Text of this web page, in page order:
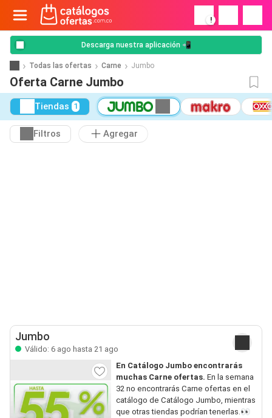
!
Descarga nuestra aplicación 📲
Todas las ofertas Carne Jumbo
Oferta Carne Jumbo
Tiendas 1
Filtros Agregar
Jumbo
Válido: 6 ago hasta 21 ago
En Catálogo Jumbo encontrarás
muchas Carne ofertas. En la semana
32 no encontrarás Carne ofertas en el
catálogo de Catálogo Jumbo, mientras
que otras tiendas podrían tenerlas.👀